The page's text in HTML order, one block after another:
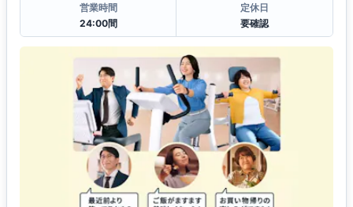
営業時間
24:00間
定休日
要確認